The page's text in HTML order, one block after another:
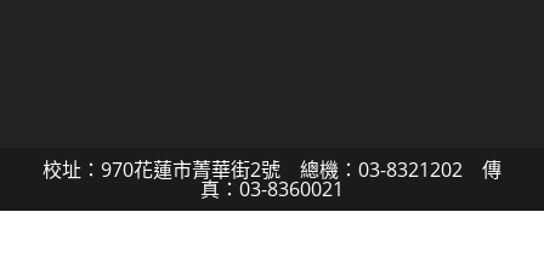
校址：970花蓮市菁華街2號 總機：03-8321202 傳
真：03-8360021